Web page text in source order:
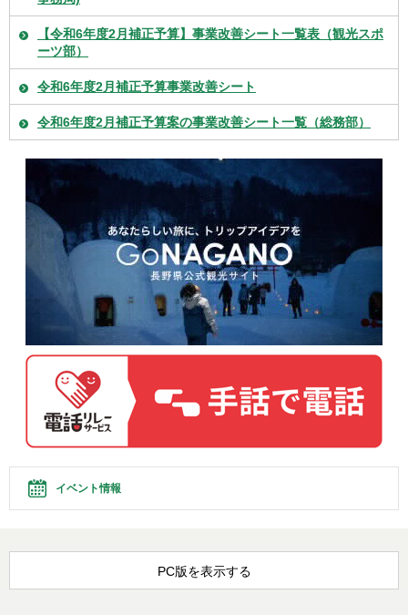
【令和6年度2月補正予算】事業改善シート一覧表（観光スポ
ーツ部）
令和6年度2月補正予算事業改善シート
令和6年度2月補正予算案の事業改善シート一覧（総務部）
イベント情報
PC版を表示する